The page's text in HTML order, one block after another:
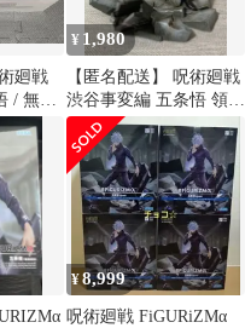
廻戦
/ 無量
逅
¥ 1,980
【匿名配送】 呪術廻戦
渋谷事変編 五条悟 領域
展開無量空処
FIGURIZMα
¥8,999
呪術廻戦 FiGURiZMα